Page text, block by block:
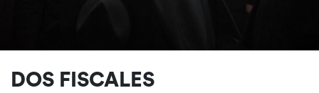
DOS FISCALES